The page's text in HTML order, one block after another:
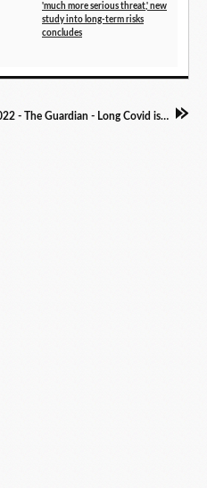
'much more serious threat,' new
study into long-term risks
concludes
(EN) Article 14 Octobre 2022 - The Guardian - Long Covid is said to affect white middle-aged women more - but data suggests otherwise